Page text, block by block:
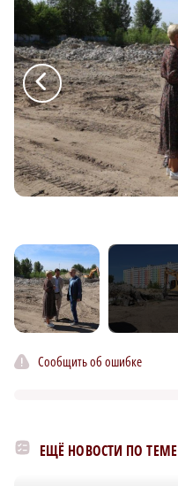
a
Сообщить об ошибке
ЕЩЁ НОВОСТИ ПО ТЕМЕ